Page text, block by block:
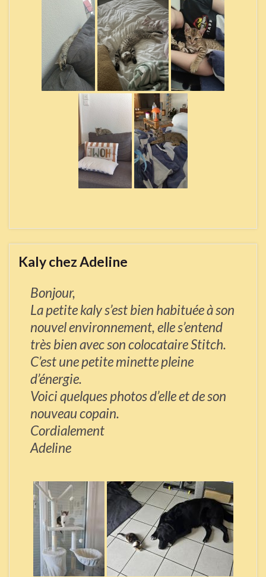
Kaly chez Adeline
Bonjour,
La petite kaly s’est bien habituée à son
nouvel environnement, elle s’entend
très bien avec son colocataire Stitch.
C’est une petite minette pleine
d’énergie.
Voici quelques photos d’elle et de son
nouveau copain.
Cordialement
Adeline